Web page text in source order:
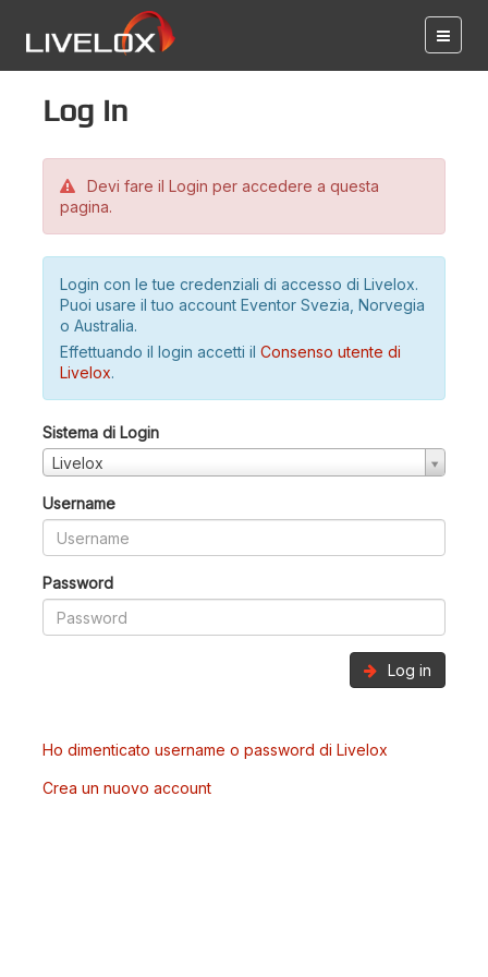
Log in
Devi fare il Login per accedere a questa
pagina.
Login con le tue credenziali di accesso di Livelox.
Puoi usare il tuo account Eventor Svezia, Norvegia
o Australia.
Effettuando il login accetti il Consenso utente di
Livelox.
Sistema di Login
Livelox
Username
Password
Log in
Ho dimenticato username o password di Livelox
Crea un nuovo account